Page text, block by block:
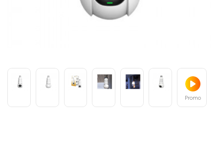
Promo